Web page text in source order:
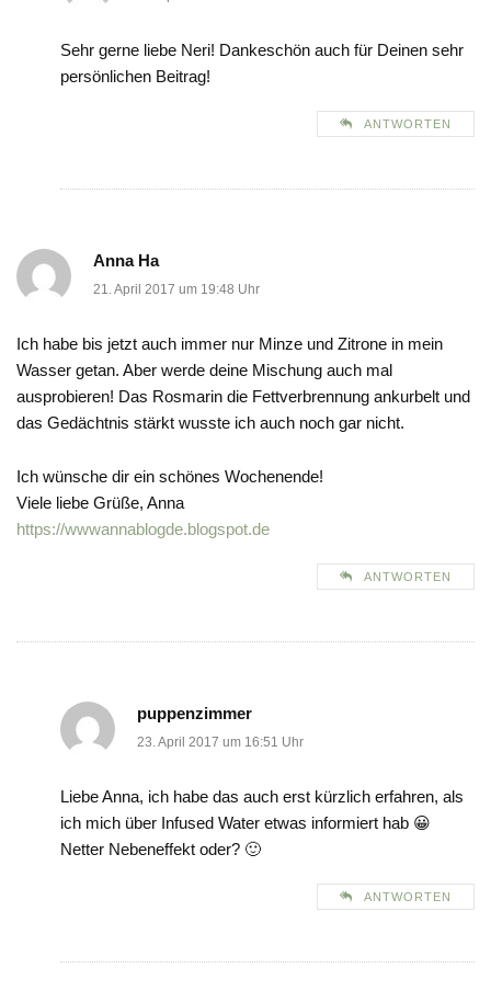
Sehr gerne liebe Neri! Dankeschön auch für Deinen sehr
persönlichen Beitrag!
ANTWORTEN
Anna Ha
21. April 2017 um 19:48 Uhr
Ich habe bis jetzt auch immer nur Minze und Zitrone in mein
Wasser getan. Aber werde deine Mischung auch mal
ausprobieren! Das Rosmarin die Fettverbrennung ankurbelt und
das Gedächtnis stärkt wusste ich auch noch gar nicht.
Ich wünsche dir ein schönes Wochenende!
Viele liebe Grüße, Anna
https://wwwannablogde.blogspot.de
ANTWORTEN
puppenzimmer
23. April 2017 um 16:51 Uhr
Liebe Anna, ich habe das auch erst kürzlich erfahren, als
ich mich über Infused Water etwas informiert hab 😀
Netter Nebeneffekt oder? 🙂
ANTWORTEN